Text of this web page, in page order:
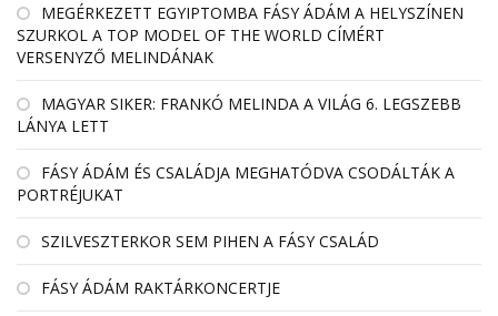
MEGÉRKEZETT EGYIPTOMBA FÁSY ÁDÁM A HELYSZÍNEN
SZURKOL A TOP MODEL OF THE WORLD CÍMÉRT
VERSENYZŐ MELINDÁNAK
MAGYAR SIKER: FRANKÓ MELINDA A VILÁG 6. LEGSZEBB
LÁNYA LETT
FÁSY ÁDÁM ÉS CSALÁDJA MEGHATÓDVA CSODÁLTÁK A
PORTRÉJUKAT
SZILVESZTERKOR SEM PIHEN A FÁSY CSALÁD
FÁSY ÁDÁM RAKTÁRKONCERTJE